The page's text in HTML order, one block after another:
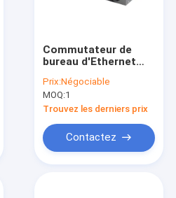
Commutateur de
bureau d'Ethernet
commutateur
optique gauche de
DC5V1A 8
Prix:Négociable
MOQ:1
Trouvez les derniers prix
Contactez